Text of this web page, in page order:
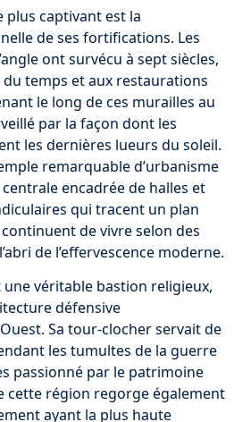
plus captivant est la
de ses fortifications. Les
ont survécu à sept siècles,
temps et aux restaurations
le long de ces murailles au
par la façon dont les
les dernières lueurs du soleil.
remarquable d’urbanisme
encadrée de halles et
qui tracent un plan
de vivre selon des
de l’effervescence moderne.
une véritable bastion religieux,
défensive
Sa tour-clocher servait de
les tumultes de la guerre
passionné par le patrimoine
cette région regorge également
ayant la plus haute